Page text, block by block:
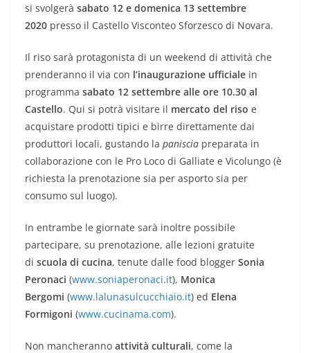
si svolgerà sabato 12 e domenica 13 settembre
2020 presso il Castello Visconteo Sforzesco di Novara.
Il riso sarà protagonista di un weekend di attività che
prenderanno il via con l’inaugurazione ufficiale in
programma sabato 12 settembre alle ore 10.30 al
Castello. Qui si potrà visitare il mercato del riso e
acquistare prodotti tipici e birre direttamente dai
produttori locali, gustando la paniscia preparata in
collaborazione con le Pro Loco di Galliate e Vicolungo (è
richiesta la prenotazione sia per asporto sia per
consumo sul luogo).
In entrambe le giornate sarà inoltre possibile
partecipare, su prenotazione, alle lezioni gratuite
di scuola di cucina, tenute dalle food blogger Sonia
Peronaci (www.soniaperonaci.it), Monica
Bergomi (www.lalunasulcucchiaio.it) ed Elena
Formigoni (www.cucinama.com).
Non mancheranno attività culturali, come la